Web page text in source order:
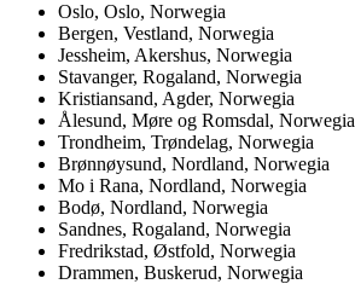
Oslo, Oslo, Norwegia
Bergen, Vestland, Norwegia
Jessheim, Akershus, Norwegia
Stavanger, Rogaland, Norwegia
Kristiansand, Agder, Norwegia
Ålesund, Møre og Romsdal, Norwegia
Trondheim, Trøndelag, Norwegia
Brønnøysund, Nordland, Norwegia
Mo i Rana, Nordland, Norwegia
Bodø, Nordland, Norwegia
Sandnes, Rogaland, Norwegia
Fredrikstad, Østfold, Norwegia
Drammen, Buskerud, Norwegia